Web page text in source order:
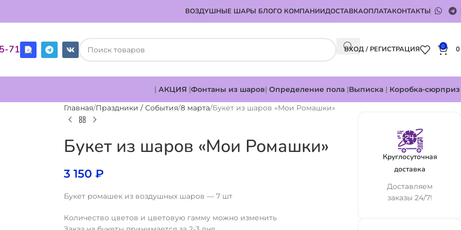
ВОЗДУШНЫЕ ШАРЫ БЛОГО КОМПАНИИДОСТАВКАОПЛАТАКОНТАКТЫ
71 ВХОД / РЕГИСТРАЦИЯ 0
| АКЦИЯ |Фонтаны из шаров| Определение пола |Выписка | Коробка-сюрприз
Главная Праздники / События 8 марта Букет из шаров «Мои Ромашки»
Букет из шаров «Мои Ромашки»
3 150₽
Букет ромашек из воздушных шаров — 7 шт
Количество цветов и цветовую гамму можно изменить
Круглосуточная
доставка
Доставляем
заказы 24/7!